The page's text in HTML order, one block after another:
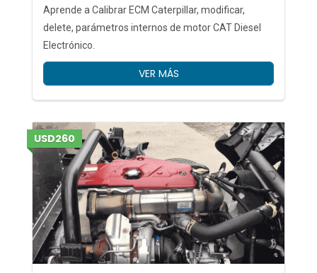
Aprende a Calibrar ECM Caterpillar, modificar,
delete, parámetros internos de motor CAT Diesel
Electrónico.
VER MÁS
USD260